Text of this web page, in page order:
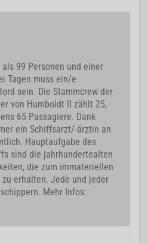
99 Personen und einer
Tagen muss ein/e
sein. Die Stammcrew der
von Humboldt II zählt 25,
65 Passagiere. Dank
ein Schiffsarzt/-ärztin an
Hauptaufgabe des
sind die jahrhundertealten
die zum immateriellen
erhalten. Jede und jeder
Mehr Infos: